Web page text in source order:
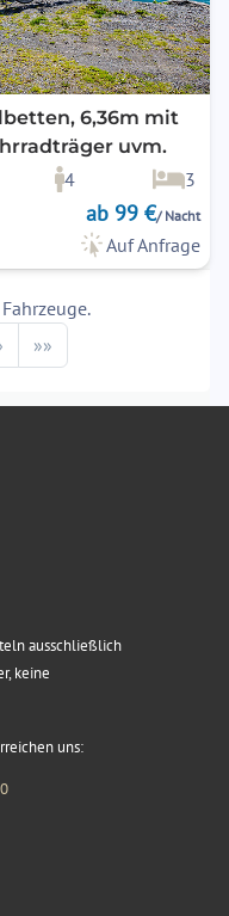
6,36m mit
uvm.
4
3
ab 99 €/ Nacht
Auf Anfrage
›Next»»
ausschließlich
keine
uns: